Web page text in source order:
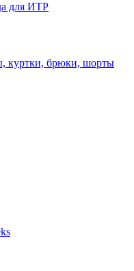
для ИТР
куртки, брюки, шорты